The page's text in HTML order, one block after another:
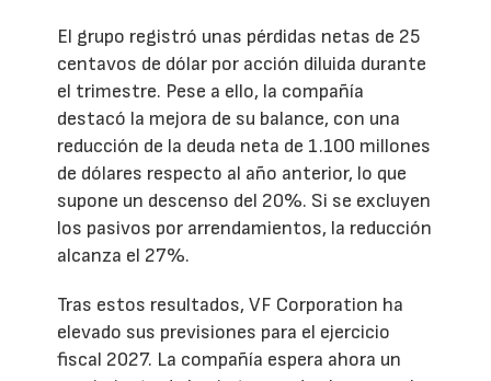
El grupo registró unas pérdidas netas de 25
centavos de dólar por acción diluida durante
el trimestre. Pese a ello, la compañía
destacó la mejora de su balance, con una
reducción de la deuda neta de 1.100 millones
de dólares respecto al año anterior, lo que
supone un descenso del 20%. Si se excluyen
los pasivos por arrendamientos, la reducción
alcanza el 27%.
Tras estos resultados, VF Corporation ha
elevado sus previsiones para el ejercicio
fiscal 2027. La compañía espera ahora un